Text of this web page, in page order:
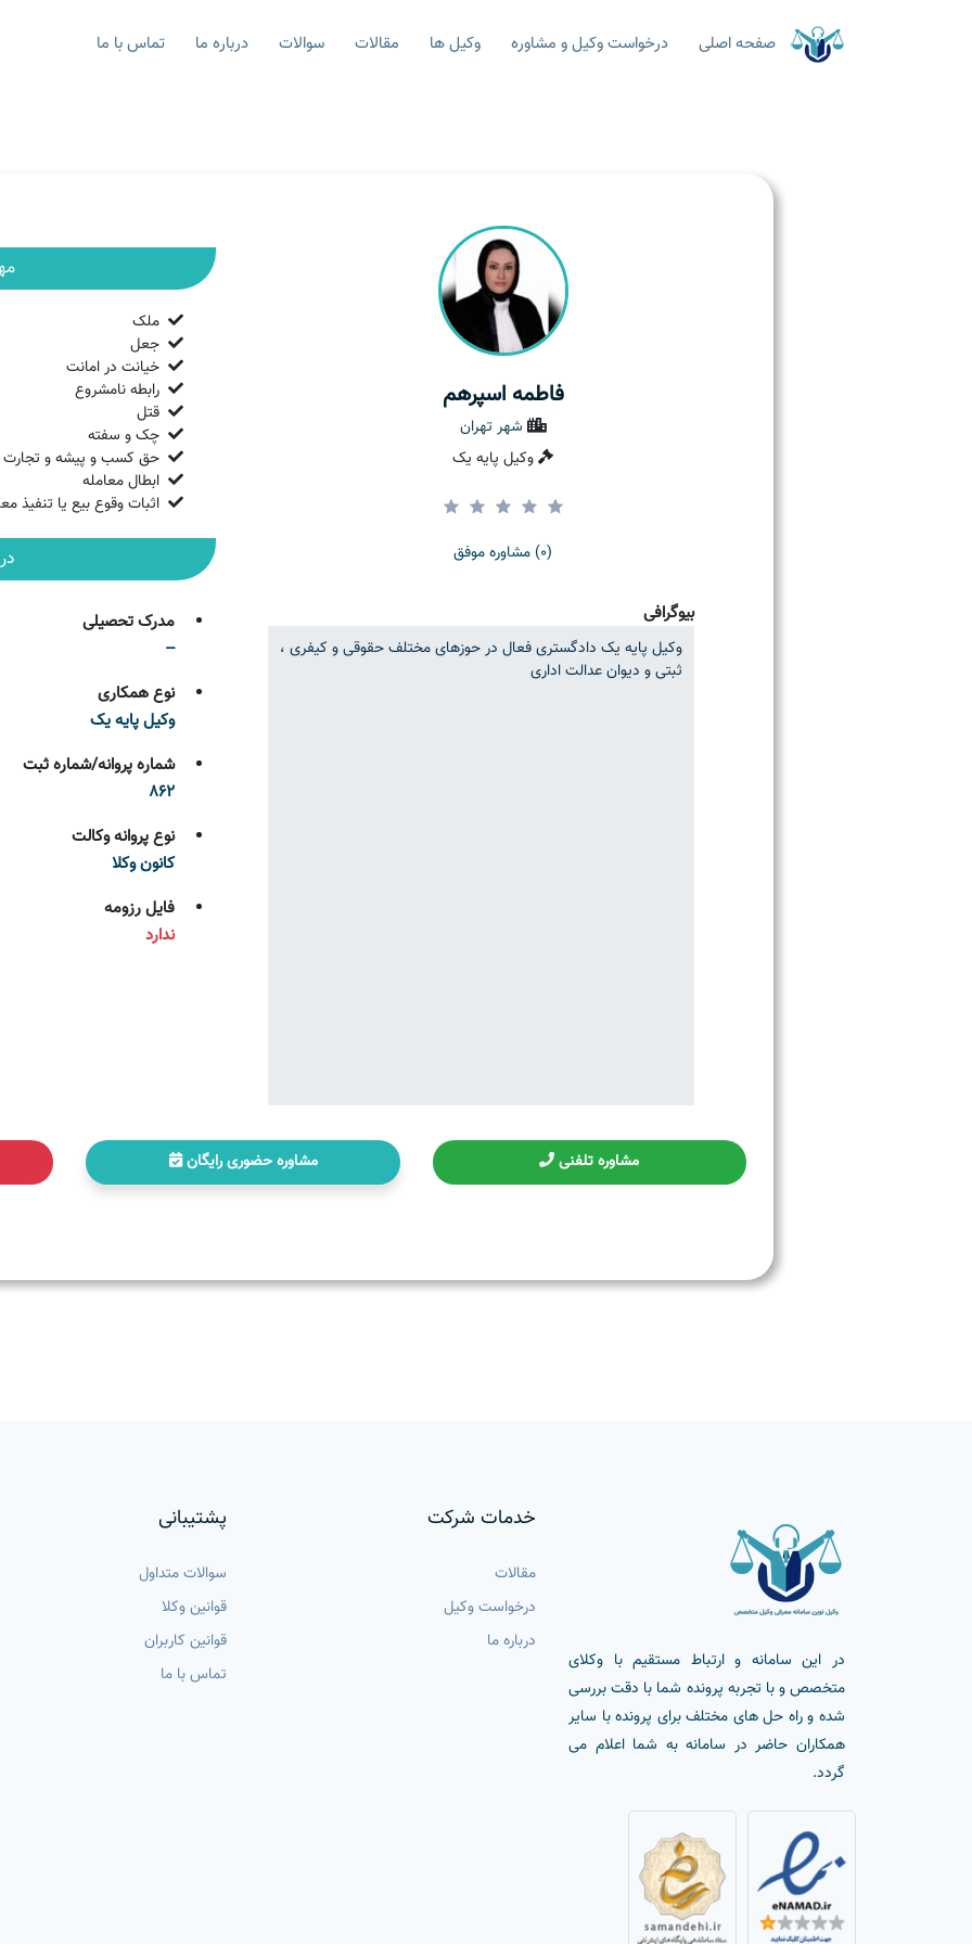
صفحه اصلی درخواست وکیل و مشاوره وکیل ها مقالات سوالات درباره ما تماس با ما
فاطمه اسپرهم
شهر تهران
وکیل پایه یک
(0) مشاوره موفق
بیوگرافی
ملک
جعل
خیانت در امانت
رابطه نامشروع
قتل
چک و سفته
حق کسب و پیشه و تجارت
ابطال معامله
اثبات وقوع بیع یا تنفیذ
مدرک تحصیلی
--
نوع همکاری
وکیل پایه یک
شماره پروانه/شماره ثبت
862
نوع پروانه وکالت
کانون وکلا
فایل رزومه
ندارد
مشاوره تلفنی مشاوره حضوری رایگان
در این سامانه و ارتباط مستقیم با وکلای
متخصص و با تجربه پرونده شما با دقت بررسی
شده و راه حل های مختلف برای پرونده با سایر
همکاران حاضر در سامانه به شما اعلام می
گردد.
خدمات شرکت
مقالات
درخواست وکیل
درباره ما
پشتیبانی
سوالات متداول
قوانین وکلا
قوانین کاربران
تماس با ما